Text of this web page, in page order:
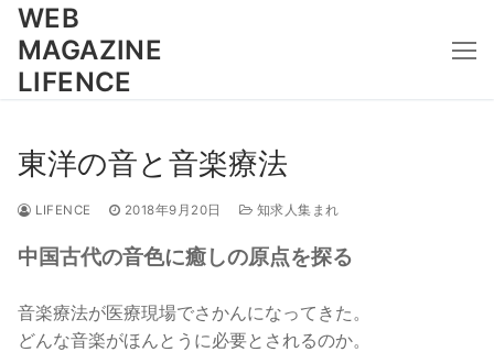
WEB
MAGAZINE
LIFENCE
東洋の音と音楽療法
LIFENCE 2018年9月20日 知求人集まれ
中国古代の音色に癒しの原点を探る
音楽療法が医療現場でさかんになってきた。
どんな音楽がほんとうに必要とされるのか。